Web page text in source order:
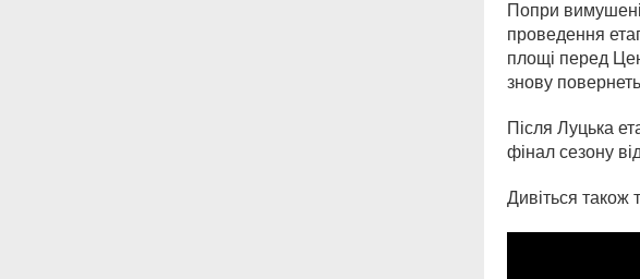
Попри вимушені
проведення
площі перед
знову
Після Луцька
фінал сезону
Дивіться також